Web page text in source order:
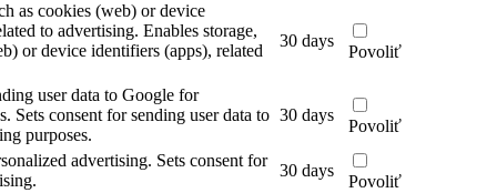
as cookies (web) or device
to advertising. Enables storage,
or device identifiers (apps), related
30 days
Povoliť
user data to Google for
Sets consent for sending user data to
purposes.
30 days
Povoliť
advertising. Sets consent for
30 days
Povoliť